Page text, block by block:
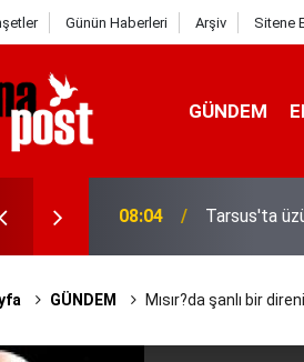
Günün Haberleri Arşiv Sitene
GÜNDEM
bir kez
08:04 Tarsus'ta
GÜNDEM Mısır?da şanlı bir